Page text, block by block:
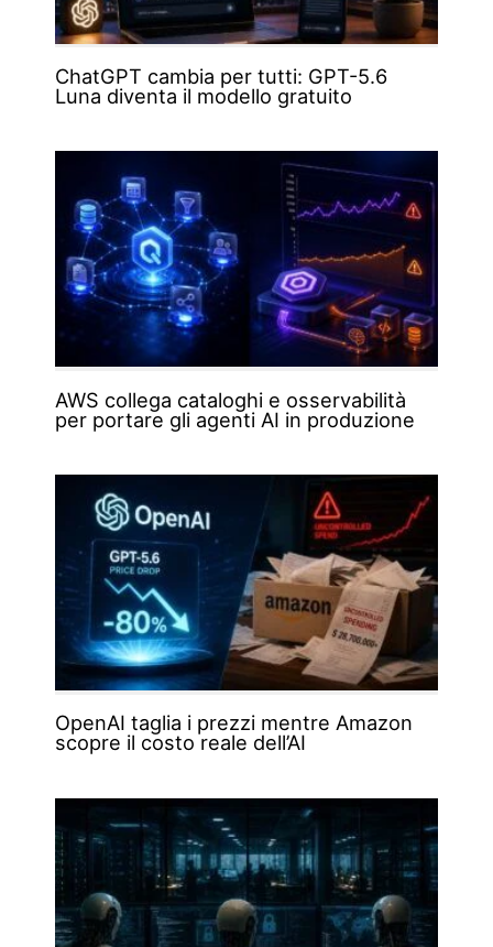
ChatGPT cambia per tutti: GPT-5.6
Luna diventa il modello gratuito
AWS collega cataloghi e osservabilità
per portare gli agenti AI in produzione
OpenAI taglia i prezzi mentre Amazon
scopre il costo reale dell’AI